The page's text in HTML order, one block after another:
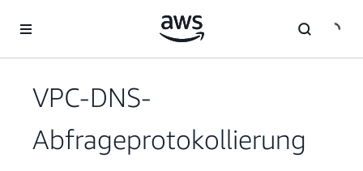
Überspringen zum Hauptinhalt
VPC-DNS-
Abfrageprotokollierung